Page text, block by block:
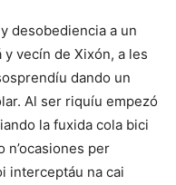
desobediencia a un
y vecín de Xixón, a les
dando un
Al ser riquíu empezó
la fuxida cola bici
n’ocasiones per
interceptáu na cai